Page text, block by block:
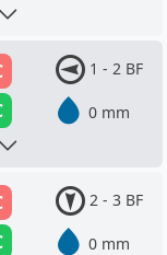
1 - 2 BF
0 mm
2 - 3 BF
0 mm